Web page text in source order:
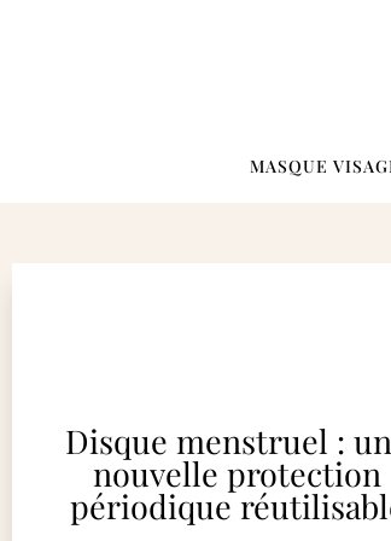
MASQUE
Disque menstruel :
nouvelle protection
périodique